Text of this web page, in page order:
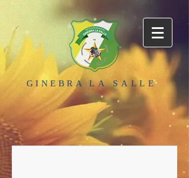
LA SALLE
GINEBRA